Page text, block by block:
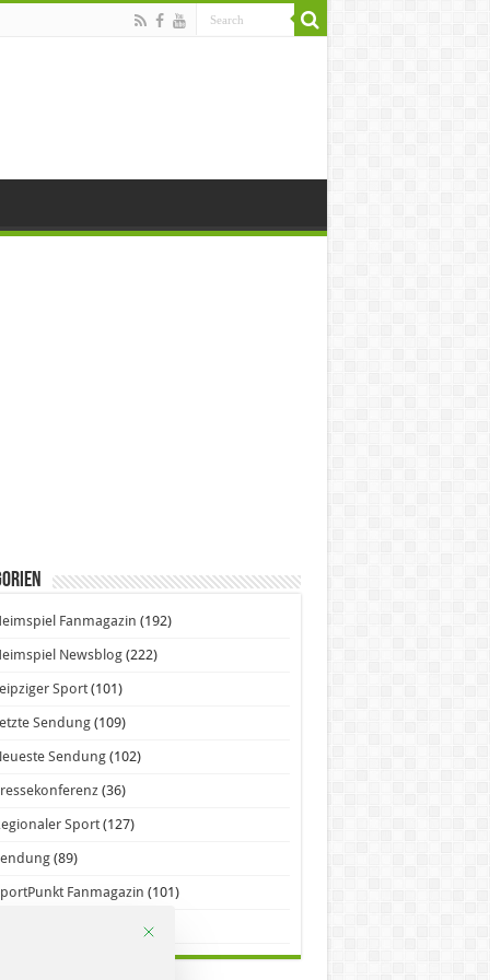
Fanmagazin (192)
Newsblog(222)
Sport(101)
Sendung(109)
Sendung(102)
(36)
Sport(127)
(89)
Fanmagazin (101)
(98)
Mit diesem Button wird der Dialog geschlossen. Seine